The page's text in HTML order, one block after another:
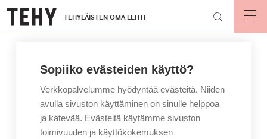
Hyppää
pääsisältöön
TEHYLÄISTEN OMA LEHTI
Sopiiko evästeiden käyttö?
Verkkopalvelumme hyödyntää evästeitä. Niiden
avulla sivuston käyttäminen on sinulle helppoa
ja kätevää. Evästeitä käytämme sivuston
toimivuuden ja käyttökokemuksen